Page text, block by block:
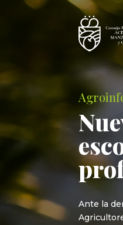
Ante la